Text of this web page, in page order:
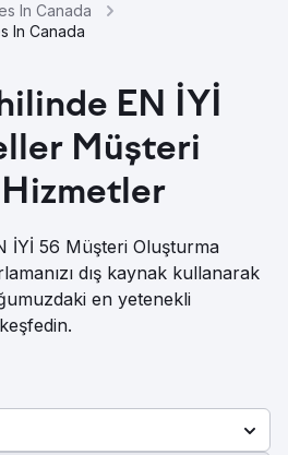
In Canada
In Canada
EN İYİ
Müşteri
İYİ 56 Müşteri Oluşturma
dış kaynak kullanarak
en yetenekli